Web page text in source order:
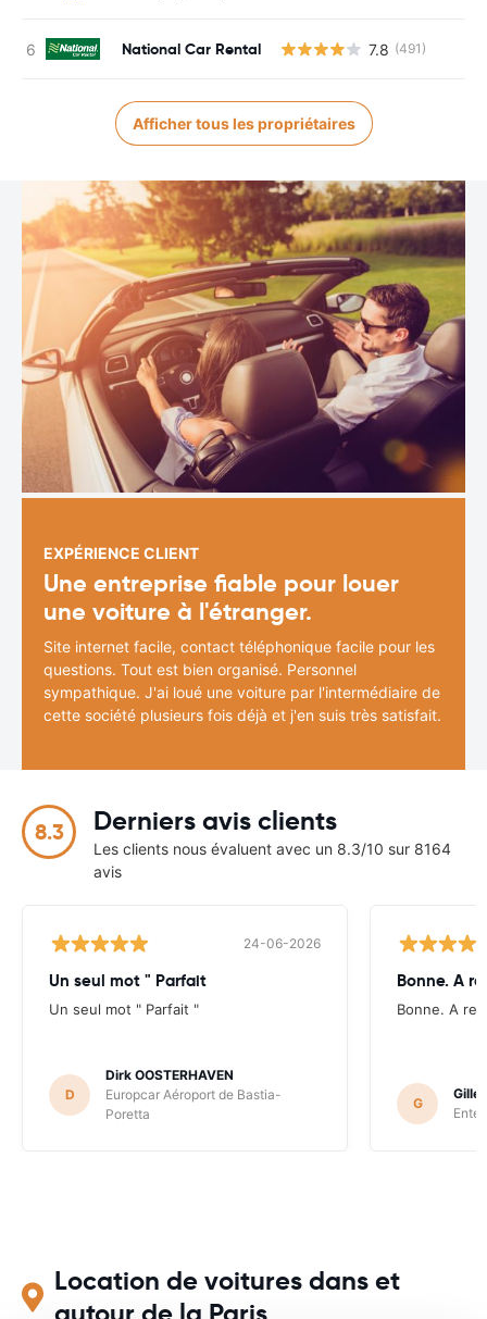
National Car Rental 7.8 (491)
Afficher tous les propriétaires
EXPÉRIENCE CLIENT
Une entreprise fiable pour louer
une voiture à l'étranger.
Site internet facile, contact téléphonique facile pour les
questions. Tout est bien organisé. Personnel
sympathique. J'ai loué une voiture par l'intermédiaire de
cette société plusieurs fois déjà et j'en suis très satisfait.
8.3 Derniers avis clients
Les clients nous évaluent avec un 8.3/10 sur 8164
avis
24-06-2026
Un seul mot " Parfait
Un seul mot " Parfait "
D
Dirk OOSTERHAVEN
Europcar Aéroport de Bastia-
Poretta
Bonne. A
Bonne. A
G
Location de voitures dans et